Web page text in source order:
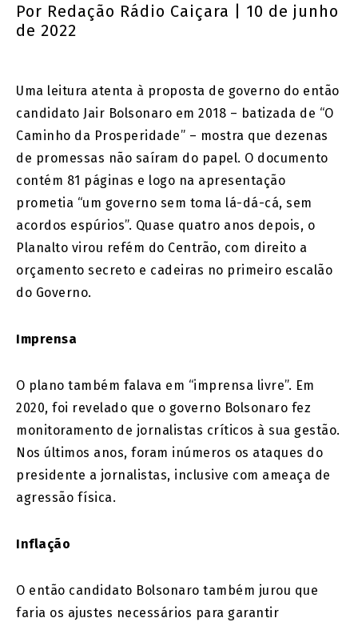
Por Redação Rádio Caiçara | 10 de junho
de 2022
Uma leitura atenta à proposta de governo do então
candidato Jair Bolsonaro em 2018 – batizada de “O
Caminho da Prosperidade” – mostra que dezenas
de promessas não saíram do papel. O documento
contém 81 páginas e logo na apresentação
prometia “um governo sem toma lá-dá-cá, sem
acordos espúrios”. Quase quatro anos depois, o
Planalto virou refém do Centrão, com direito a
orçamento secreto e cadeiras no primeiro escalão
do Governo.
Imprensa
O plano também falava em “imprensa livre”. Em
2020, foi revelado que o governo Bolsonaro fez
monitoramento de jornalistas críticos à sua gestão.
Nos últimos anos, foram inúmeros os ataques do
presidente a jornalistas, inclusive com ameaça de
agressão física.
Inflação
O então candidato Bolsonaro também jurou que
faria os ajustes necessários para garantir